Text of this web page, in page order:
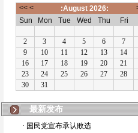
最新发布
· 国民党宣布承认敗选